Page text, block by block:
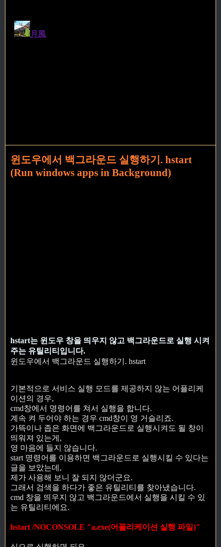
윈도우에서 백그라운드 실행하기. hstart
(Run windows apps in Background)
hstart는 윈도우 창을 띄우지 않고 백그라운드로 실행 시켜
주는 유틸리티입니다.
윈도우에서 백그라운드 실행하기. hstart
기본적으로 서비스 실행 모드를 제공하지 않는 어플리케
이션의 경우,
cmd창에서 명령어를 쳐서 실행을 합니다.
계속 켜 두어야 하는 경우 cmd창이 영 거슬리죠.
가뜩이나 좁은 화면에 백그라운드로 실행시켜도 될 창이
띄워져 있는게,
영 마음에 들지 않습니다.
start 명령어를 이용하면 백그라운드로 실행시킬 수 있다는
글을 보았는데,
제가 사용해 보니 잘 되지 않더군요.
그래서 검색을 하다가 좋은 유틸리티를 찾아냈습니다.
cmd 창을 띄우지 않고 백그라운드에서 실행을 시킬 수 있
는 유틸리티에요.
hstart /NOCONSOLE "a.exe(어플리케이션 실행 파일)"